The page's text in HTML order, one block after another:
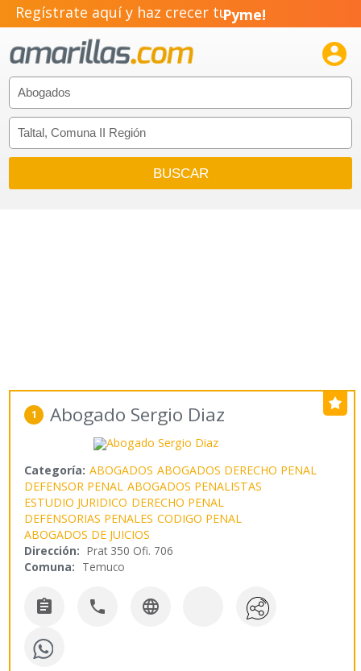
Regístrate aquí y haz crecer tuPyme!
Emprendimiento!

1 Abogado Sergio Diaz
Categoría: ABOGADOS ABOGADOS DERECHO PENAL
DEFENSOR PENAL ABOGADOS PENALISTAS
ESTUDIO JURIDICO DERECHO PENAL
DEFENSORIAS PENALES CODIGO PENAL
ABOGADOS DE JUICIOS
Dirección: Prat 350 Ofi. 706
Comuna: Temuco
  